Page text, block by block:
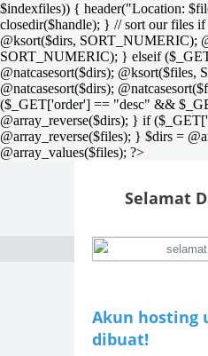
$indexfiles)) { header("Location:
closedir($handle); } // sort our files
@ksort($dirs, SORT_NUMERIC);
SORT_NUMERIC); } elseif
@natcasesort($dirs);
@natcasesort($dirs);
($_GET['order'] == "desc" &&
@array_reverse($dirs); } if
@array_reverse($files); } $dirs =
@array_values($files); ?>
Selamat
Akun hosting
dibuat!